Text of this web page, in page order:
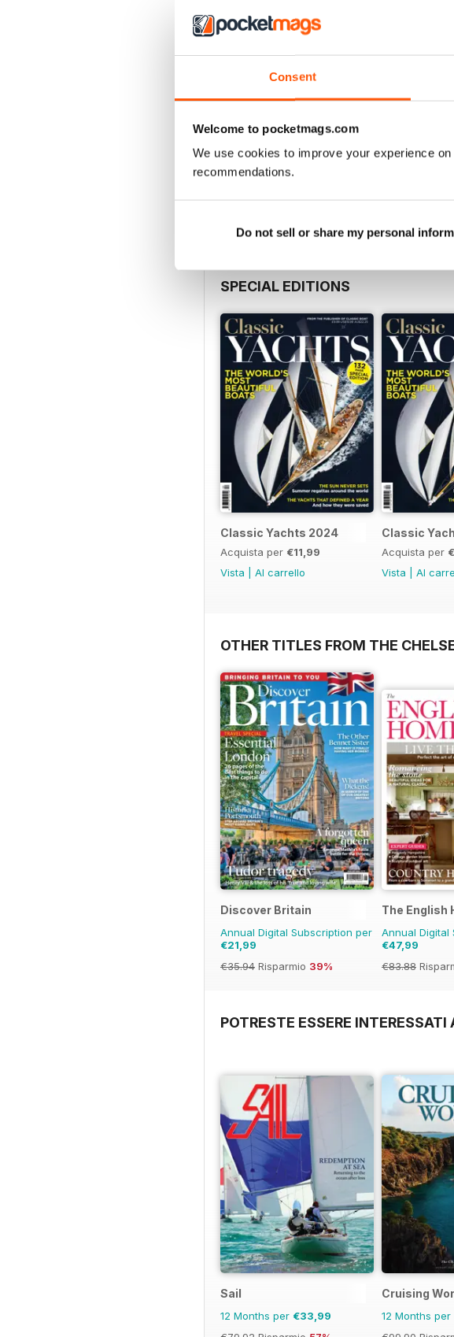
Consent
Welcome to pocketmags.com
We use cookies to improve your experience
recommendations.
Do not sell or share my personal
July 2026
Acquista per€5,99
June 2026
SPECIAL EDITIONS
Classic Yachts 2024
Acquista per €11,99
Vista
Al carrello
Classic
Acquista per
Vista
Al
OTHER TITLES FROM THE
Discover Britain
Annual Digital Subscription per
€21,99
€35.94 Risparmio 39%
The English
Annual Digital
€47,99
€83.88
POTRESTE ESSERE INTERESSATI
Sail
12 Months per €33,99
Cruising
12 Months per